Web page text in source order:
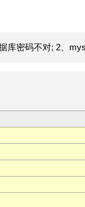
库密码不对; 2、